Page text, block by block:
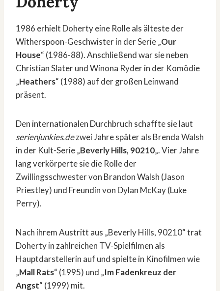
1986 erhielt Doherty eine Rolle als älteste der
Witherspoon-Geschwister in der Serie „Our
House“ (1986-88). Anschließend war sie neben
Christian Slater und Winona Ryder in der Komödie
„Heathers“ (1988) auf der großen Leinwand
präsent.
Den internationalen Durchbruch schaffte sie laut
serienjunkies.dezwei Jahre später als Brenda Walsh
in der Kult-Serie „Beverly Hills, 90210„. Vier Jahre
lang verkörperte sie die Rolle der
Zwillingsschwester von Brandon Walsh (Jason
Priestley) und Freundin von Dylan McKay (Luke
Perry).
Nach ihrem Austritt aus „Beverly Hills, 90210“ trat
Doherty in zahlreichen TV-Spielfilmen als
Hauptdarstellerin auf und spielte in Kinofilmen wie
„Mall Rats“ (1995) und „Im Fadenkreuz der
Angst“ (1999) mit.